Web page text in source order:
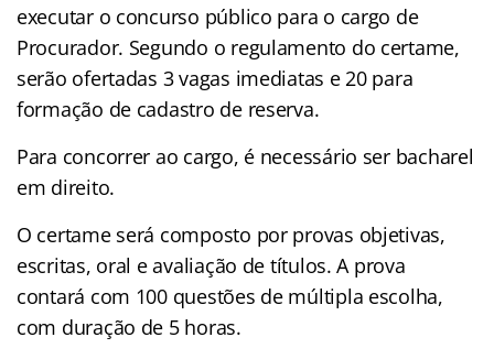
executar o concurso público para o cargo de
Procurador. Segundo o regulamento do certame,
serão ofertadas 3 vagas imediatas e 20 para
formação de cadastro de reserva.
Para concorrer ao cargo, é necessário ser bacharel
em direito.
O certame será composto por provas objetivas,
escritas, oral e avaliação de títulos. A prova
contará com 100 questões de múltipla escolha,
com duração de 5 horas.